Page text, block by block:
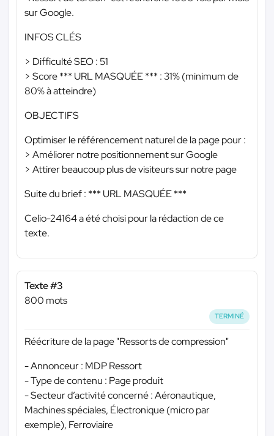
sur Google.
INFOS CLÉS
> Difficulté SEO : 51
> Score*** URL MASQUÉE *** : 31% (minimum de
80% à atteindre)
OBJECTIFS
Optimiser le référencement naturel de la page pour :
> Améliorer notre positionnement sur Google
> Attirer beaucoup plus de visiteurs sur notre page
Suite du brief : *** URL MASQUÉE ***
Celio-24164 a été choisi pour la rédaction de ce
texte.
Texte #3
800 mots
TERMINÉ
Réécriture de la page "Ressorts de compression"
- Annonceur : MDP Ressort
- Type de contenu : Page produit
- Secteur d’activité concerné : Aéronautique,
Machines spéciales, Électronique (micro par
exemple), Ferroviaire